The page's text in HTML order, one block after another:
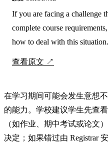
If you are facing a challenge
complete course
how to deal with this situation.
查看原文
在学习期间可能会发生意想
的能力。学校建议学生先查
（如作业、期中考试或论文
决定；如果错过由 Registrar